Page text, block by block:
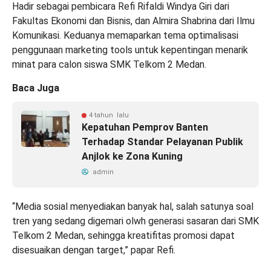
Hadir sebagai pembicara Refi Rifaldi Windya Giri dari
Fakultas Ekonomi dan Bisnis, dan Almira Shabrina dari Ilmu
Komunikasi. Keduanya memaparkan tema optimalisasi
penggunaan marketing tools untuk kepentingan menarik
minat para calon siswa SMK Telkom 2 Medan.
Baca Juga
4 tahun lalu
Kepatuhan Pemprov Banten
Terhadap Standar Pelayanan Publik
Anjlok ke Zona Kuning
admin
“Media sosial menyediakan banyak hal, salah satunya soal
tren yang sedang digemari olwh generasi sasaran dari SMK
Telkom 2 Medan, sehingga kreatifitas promosi dapat
disesuaikan dengan target,” papar Refi.